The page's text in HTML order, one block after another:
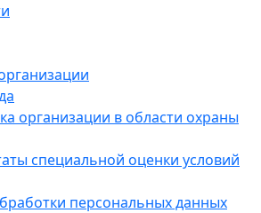
организации в области охраны
специальной оценки условий
персональных данных